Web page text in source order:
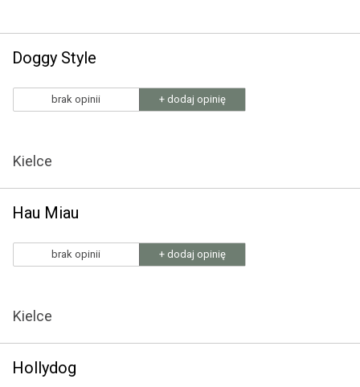
Doggy Style
brak opinii + dodaj opinię
Kielce
Hau Miau
brak opinii + dodaj opinię
Kielce
Hollydog